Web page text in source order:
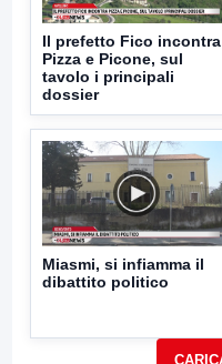
Il prefetto Fico incontra
Pizza e Picone, sul
tavolo i principali
dossier
Miasmi, si infiamma il
dibattito politico